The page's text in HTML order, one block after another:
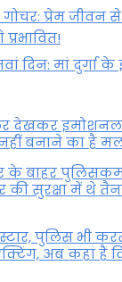
गोचर: प्रेम जीवन
दिन: मां दुर्गा
देखकर
बनाने का है
बाहर
सुरक्षा में थे
पुलिस भी
अब कहां हैं